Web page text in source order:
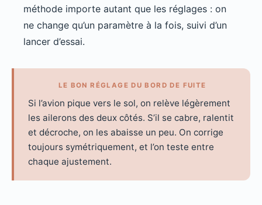
méthode importe autant que les réglages : on
ne change qu’un paramètre à la fois, suivi d’un
lancer d’essai.
LE BON RÉGLAGE DU BORD DE FUITE
Si l’avion pique vers le sol, on relève légèrement
les ailerons des deux côtés. S’il se cabre, ralentit
et décroche, on les abaisse un peu. On corrige
toujours symétriquement, et l’on teste entre
chaque ajustement.